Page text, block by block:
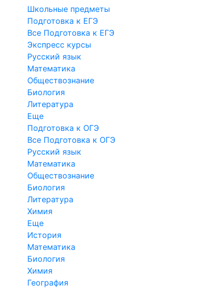
Школьные предметы
Подготовка к ЕГЭ
Все Подготовка к ЕГЭ
Экспресс курсы
Русский язык
Математика
Обществознание
Биология
Литература
Еще
Подготовка к ОГЭ
Все Подготовка к ОГЭ
Русский язык
Математика
Обществознание
Биология
Литература
Химия
Еще
История
Математика
Биология
Химия
География